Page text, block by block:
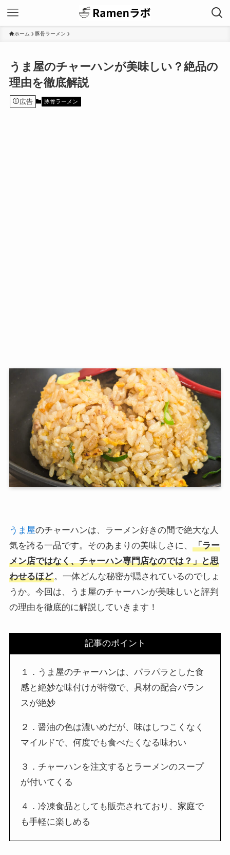
ホーム 豚骨ラーメン
うま屋のチャーハンが美味しい？絶品の
理由を徹底解説
広告 豚骨ラーメン
うま屋のチャーハンは、ラーメン好きの間で絶大な人
気を誇る一品です。そのあまりの美味しさに、
「ラー
メン店ではなく、チャーハン専門店なのでは？」と思
わせるほど。一体どんな秘密が隠されているのでしょ
うか。今回は、うま屋のチャーハンが美味しいと評判
の理由を徹底的に解説していきます！
記事のポイント
１．うま屋のチャーハンは、パラパラとした食
感と絶妙な味付けが特徴で、具材の配合バラン
スが絶妙
２．醤油の色は濃いめだが、味はしつこくなく
マイルドで、何度でも食べたくなる味わい
３．チャーハンを注文するとラーメンのスープ
が付いてくる
４．冷凍食品としても販売されており、家庭で
も手軽に楽しめる